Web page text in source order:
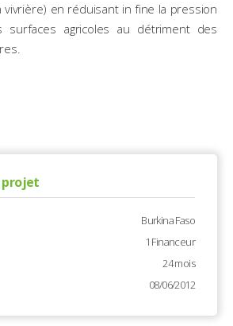
en réduisant in fine la pression
surfaces agricoles au détriment des
projet
Burkina Faso
1 Financeur
24 mois
08/06/2012